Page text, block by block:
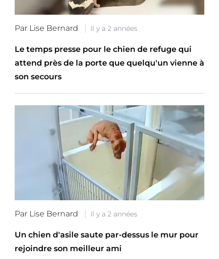
Par Lise Bernard Il y a 2 années
Le temps presse pour le chien de refuge qui
attend près de la porte que quelqu'un vienne à
son secours
Par Lise Bernard Il y a 2 années
Un chien d'asile saute par-dessus le mur pour
rejoindre son meilleur ami